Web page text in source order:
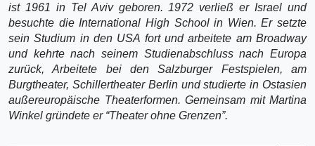
ist 1961 in Tel Aviv geboren. 1972 verließ er Israel und
besuchte die International High School in Wien. Er setzte
sein Studium in den USA fort und arbeitete am Broadway
und kehrte nach seinem Studienabschluss nach Europa
zurück, Arbeitete bei den Salzburger Festspielen, am
Burgtheater, Schillertheater Berlin und studierte in Ostasien
außereuropäische Theaterformen. Gemeinsam mit Martina
Winkel gründete er “Theater ohne Grenzen”.